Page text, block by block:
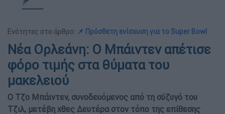
Ενότητες στο άρθρο: 📌 Πρόσθετη ενίσχυση για το Super Bowl
Νέα Ορλεάνη: Ο Μπάιντεν απέτισε
φόρο τιμής στα θύματα του
μακελειού
Ο Τζο Μπάιντεν, συνοδευόμενος από τη σύζυγό του
Τζιλ, μετέβη χθες Δευτέρα στον τόπο της επίθεσης